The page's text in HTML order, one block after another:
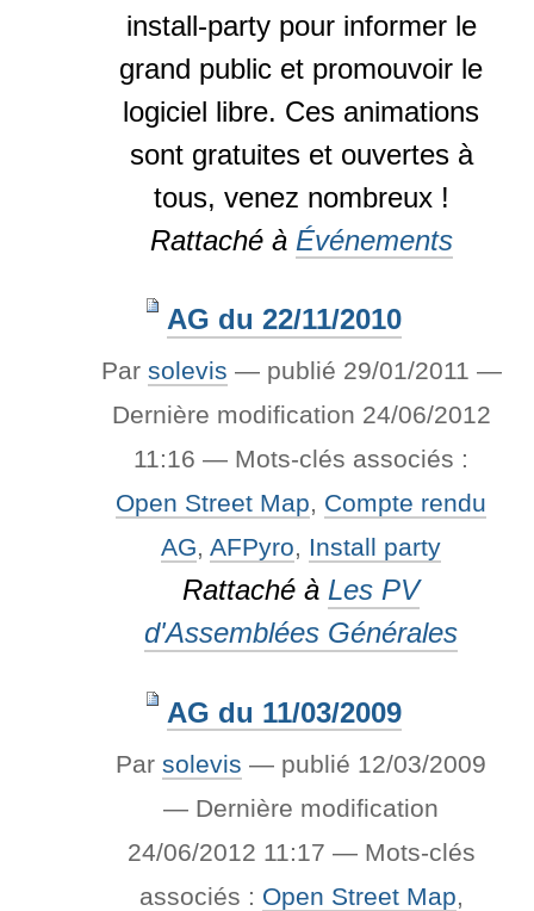
install-party pour informer le
grand public et promouvoir le
logiciel libre. Ces animations
sont gratuites et ouvertes à
tous, venez nombreux !
Rattaché à Événements
AG du 22/11/2010
Par solevis — publié 29/01/2011 —
Dernière modification 24/06/2012
11:16— Mots-clés associés :
Open Street Map, Compte rendu
AG,AFPyro, Install party
Rattaché à Les PV
d'Assemblées Générales
AG du 11/03/2009
Parsolevis — publié 12/03/2009
— Dernière modification
24/06/2012 11:17 — Mots-clés
associés : Open Street Map,